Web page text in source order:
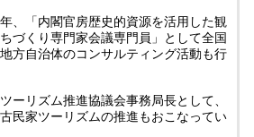
、「内閣官房歴史的資源を活用した観
づくり専門家会議専門員」として全国
方自治体のコンサルティング活動も行
ーリズム推進協議会事務局長として、
民家ツーリズムの推進もおこなってい